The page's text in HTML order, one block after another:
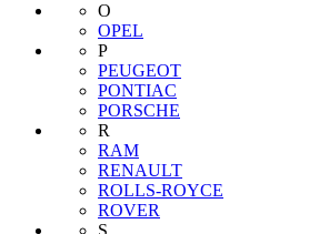
O
OPEL
P
PEUGEOT
PONTIAC
PORSCHE
R
RAM
RENAULT
ROLLS-ROYCE
ROVER